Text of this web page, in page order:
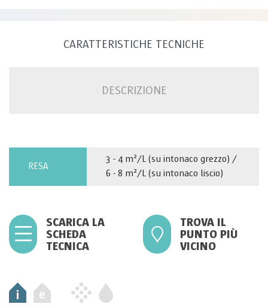
CARATTERISTICHE TECNICHE
DESCRIZIONE
RESA
3 - 4 m²/L (su intonaco grezzo) /
6 - 8 m²/L (su intonaco liscio)
SCARICA LA
SCHEDA
TECNICA
TROVA IL
PUNTO PIÙ
VICINO